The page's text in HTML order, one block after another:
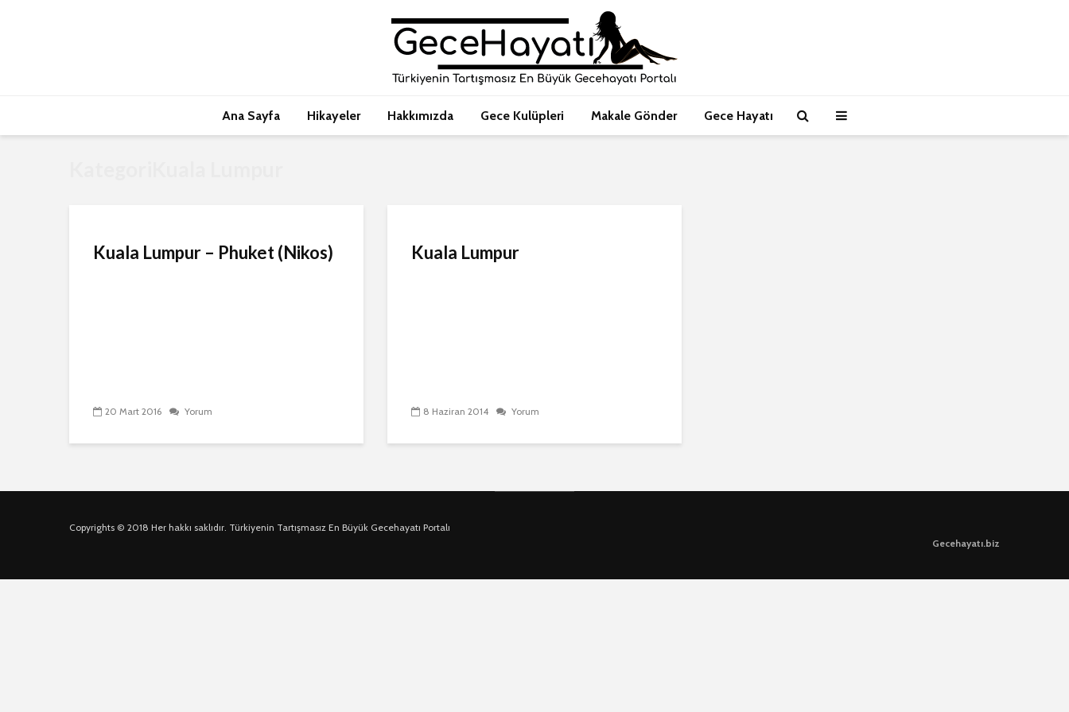
Ana Sayfa Hikayeler Hakkımızda Gece Kulüpleri Makale Gönder Gece Hayatı
Kuala Lumpur – Phuket (Nikos)
20 Mart 2016 Yorum
Kuala Lumpur
8 Haziran 2014 Yorum
Copyrights © 2018 Her hakkı saklıdır. Türkiyenin Tartışmasız En Büyük Gecehayatı Portalı
Gecehayatı.biz